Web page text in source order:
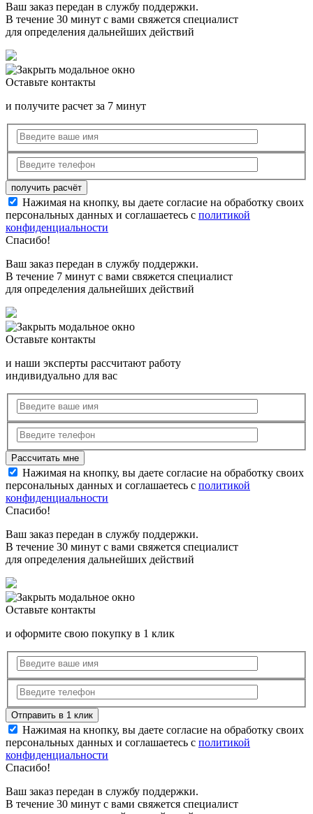
Ваш заказ передан в службу поддержки.
В течение 30 минут с вами свяжется специалист
для определения дальнейших действий
Оставьте контакты
и получите расчет за 7 минут
Нажимая на кнопку, вы даете согласие на обработку своих
персональных данных и соглашаетесь с политикой
конфиденциальности
Спасибо!
Ваш заказ передан в службу поддержки.
В течение 7 минут с вами свяжется специалист
для определения дальнейших действий
Оставьте контакты
и наши эксперты рассчитают работу
индивидуально для вас
Нажимая на кнопку, вы даете согласие на обработку своих
персональных данных и соглашаетесь с политикой
конфиденциальности
Спасибо!
Ваш заказ передан в службу поддержки.
В течение 30 минут с вами свяжется специалист
для определения дальнейших действий
Оставьте контакты
и оформите свою покупку в 1 клик
Нажимая на кнопку, вы даете согласие на обработку своих
персональных данных и соглашаетесь с политикой
конфиденциальности
Спасибо!
Ваш заказ передан в службу поддержки.
В течение 30 минут с вами свяжется специалист